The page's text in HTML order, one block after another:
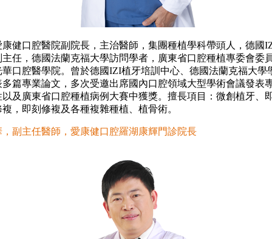
口腔醫院副院長，主治醫師，集團種植學科帶頭人，德國
任，德國法蘭克福大學訪問學者，廣東省口腔種植專委會委
口腔醫學院。曾於德國IZI植牙培訓中心、德國法蘭克福大學
篇專業論文，多次受邀出席國內口腔領域大型學術會議發表
及廣東省口腔種植病例大賽中獲獎。擅長項目：微創植牙、
，即刻修複及各種複雜種植、植骨術。
副主任醫師，愛康健口腔羅湖康輝門診院長